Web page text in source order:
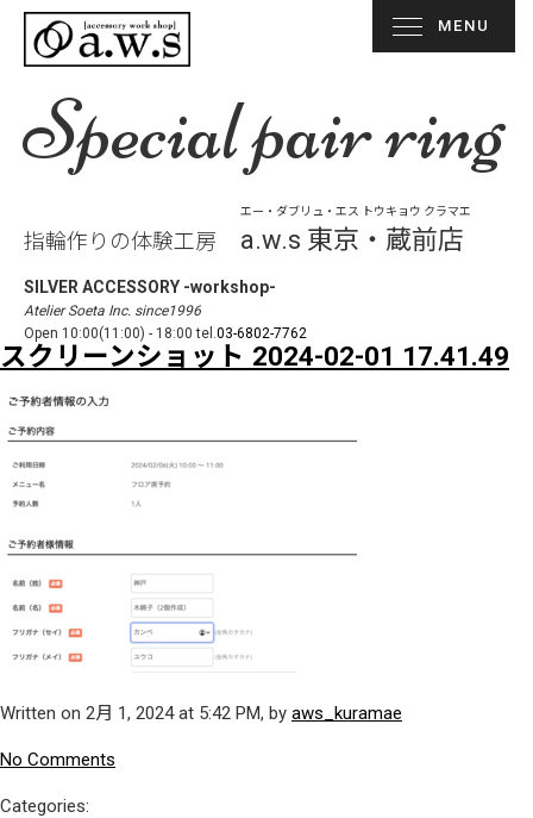
Special pair ring
指輪作りの体験工房
エー・ダブリュ・エス トウキョウ クラマエ
a.w.s 東京・蔵前店
SILVER ACCESSORY -workshop-
Atelier Soeta Inc. since1996
Open 10:00(11:00) - 18:00 tel.03-6802-7762
MENU
スクリーンショット 2024-02-01 17.41.49
Written on 2月 1, 2024 at 5:42 PM, by aws_kuramae
No Comments
Categories: